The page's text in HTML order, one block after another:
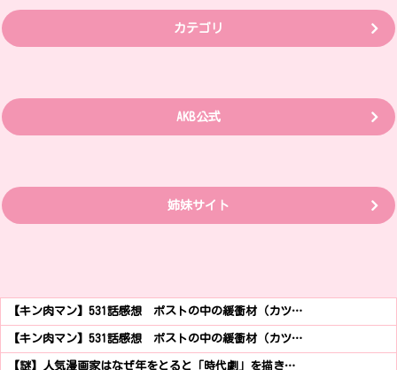
カテゴリ
AKB公式
姉妹サイト
【キン肉マン】531話感想 ポストの中の緩衝材（カツ…
【キン肉マン】531話感想 ポストの中の緩衝材（カツ…
【謎】人気漫画家はなぜ年をとると「時代劇」を描き…